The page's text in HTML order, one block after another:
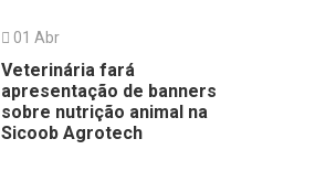
01 Abr
Veterinária fará
apresentação de banners
sobre nutrição animal na
Sicoob Agrotech